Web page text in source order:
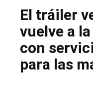
El tráiler
vuelve a
con
para las